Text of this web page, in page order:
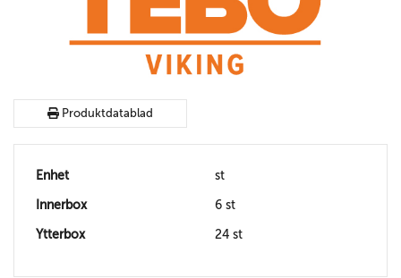
Produktdatablad
Enhet st
Innerbox 6 st
Ytterbox 24 st